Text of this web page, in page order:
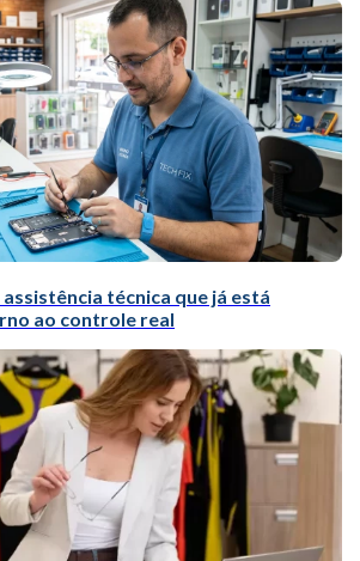
técnica que já está
ao controle real